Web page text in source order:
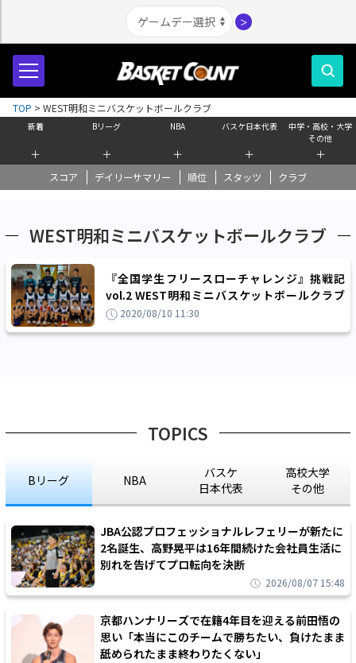
＞
新着
＋
Bリーグ
＋
NBA
＋
バスケ日本代表
＋
中学・高校・大学
その他
＋
スコア デイリーサマリー 順位 スタッツ クラブ
TOP > WEST明和ミニバスケットボールクラブ
WEST明和ミニバスケットボールクラブ
『全国学生フリースローチャレンジ』挑戦記
vol.2 WEST明和ミニバスケットボールクラブ
「みんなで力を合わせて挑戦」
2020/08/10 11:30
TOPICS
Bリーグ NBA
バスケ
日本代表
高校大学
その他
JBA公認プロフェッショナルレフェリーが新たに
2名誕生、高野晃平は16年間続けた会社員生活に
別れを告げてプロ転向を決断
2026/08/07 15:48
京都ハンナリーズで在籍4年目を迎える前田悟の
思い「本当にこのチームで勝ちたい、負けたまま
舐められたまま終わりたくない」